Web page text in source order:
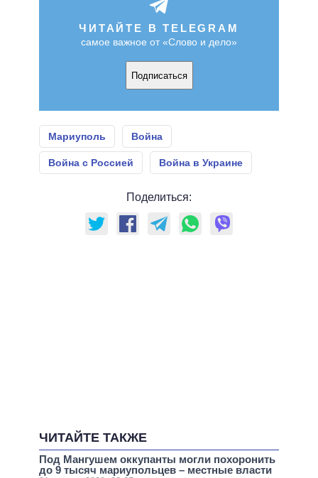
ЧИТАЙТЕ В TELEGRAM
самое важное от «Слово и дело»
Подписаться
Мариуполь Война
Война с Россией Война в Украине
Поделиться:
ЧИТАЙТЕ ТАКЖЕ
Под Мангушем оккупанты могли похоронить
до 9 тысяч мариупольцев – местные власти